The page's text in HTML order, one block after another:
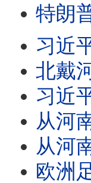
特朗普
习近平建
北戴
习近
从河
从河南三
欧洲足